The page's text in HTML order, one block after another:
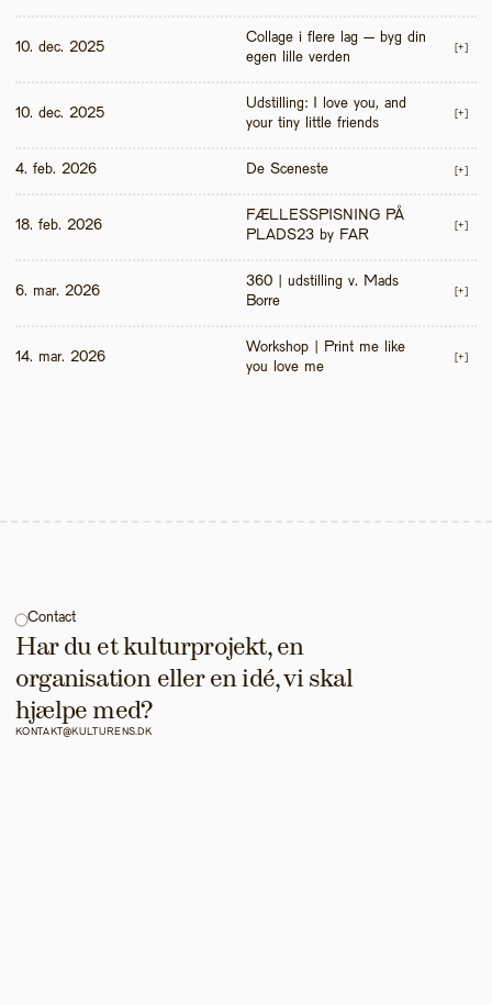
10. dec. 2025
Collage i flere lag – byg din
egen lille verden
[+]
10. dec. 2025
Udstilling: I love you, and
your tiny little friends
[+]
4. feb. 2026 De Sceneste [+]
18. feb. 2026
FÆLLESSPISNING PÅ
PLADS23 by FAR
[+]
6. mar. 2026
360 | udstilling v. Mads
Borre
[+]
14. mar. 2026
Workshop | Print me like
you love me
[+]
Contact
Har du et kulturprojekt, en
organisation eller en idé, vi skal
hjælpe med?
KONTAKT@KULTURENS.DK